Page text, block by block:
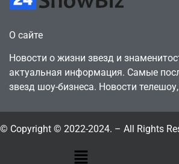
О сайте
Новости о жизни звезд и
актуальная информация. Самые
звезд шоу-бизнеса. Новости
© Copyright © 2022-2024. – All Rights